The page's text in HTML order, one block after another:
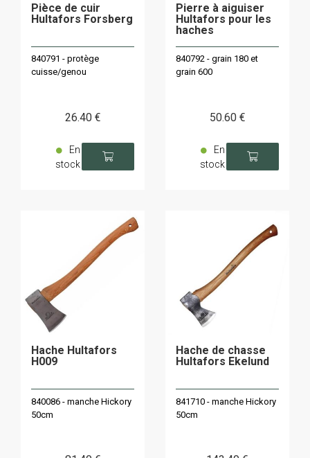
Pièce de cuir
Hultafors Forsberg
840791 - protège
cuisse/genou
26.40 €
En
stock
Pierre à aiguiser
Hultafors pour les
haches
840792 - grain 180 et
grain 600
50.60 €
En
stock
Hache Hultafors
H009
840086 - manche Hickory
50cm
Hache de chasse
Hultafors Ekelund
841710 - manche Hickory
50cm